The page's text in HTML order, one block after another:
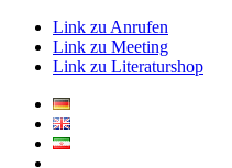
Link zu Anrufen
Link zu Meeting
Link zu Literaturshop